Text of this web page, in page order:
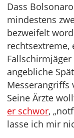
Dass
mindestens
bezweifelt
rechtsextreme,
angebliche
Messerangriffs
Seine Ärzte
er schwor,
lasse ich mir